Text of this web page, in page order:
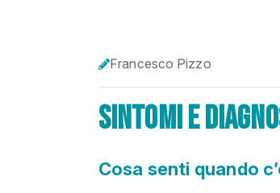
Francesco Pizzo
sintomi e
Cosa senti quando